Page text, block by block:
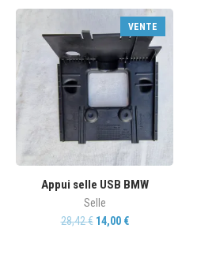
VENTE
Appui selle USB BMW
Selle
28,42€ 14,00 €